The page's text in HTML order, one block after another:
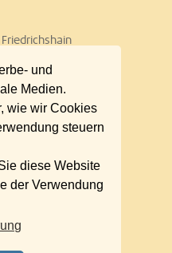
und
Medien.
wie wir Cookies
steuern
diese Website
der Verwendung
Friedrichshain
Marzahn
Neukölln
Schöneberg
Steglitz
Umland Ost